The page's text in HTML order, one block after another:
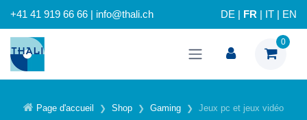
+41 41 919 66 66 | info@thali.ch DE FR IT EN
0
Page d'accueil Shop Gaming Jeux pc et jeux vidéo